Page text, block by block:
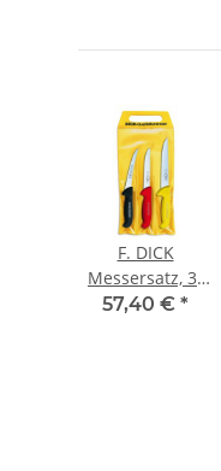
F. DICK
Messersatz, 3-
tlg.
57,40 € *